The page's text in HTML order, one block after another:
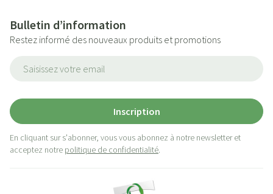
Bulletin d’information
Restez informé des nouveaux produits et promotions
Inscription
En cliquant sur s'abonner, vous vous abonnez à notre newsletter et
acceptez notre politique de confidentialité.